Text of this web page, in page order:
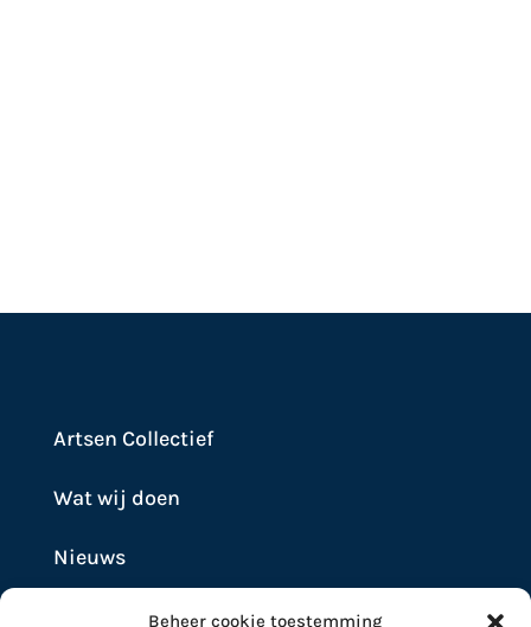
Beheer cookie toestemming
Artsen Collectief
Wat wij doen
Nieuws